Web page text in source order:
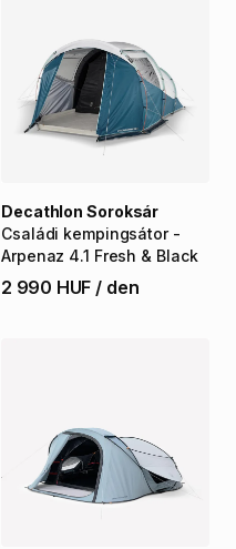
Családi kempingsátor -
Arpenaz 4.1 Fresh & Black
Decathlon Soroksár
2 990 HUF / den